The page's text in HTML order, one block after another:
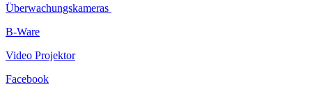
Überwachungskameras
B-Ware
Video Projektor
Facebook